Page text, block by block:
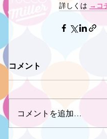
詳しくは →コ
コメント
コメントを追加…